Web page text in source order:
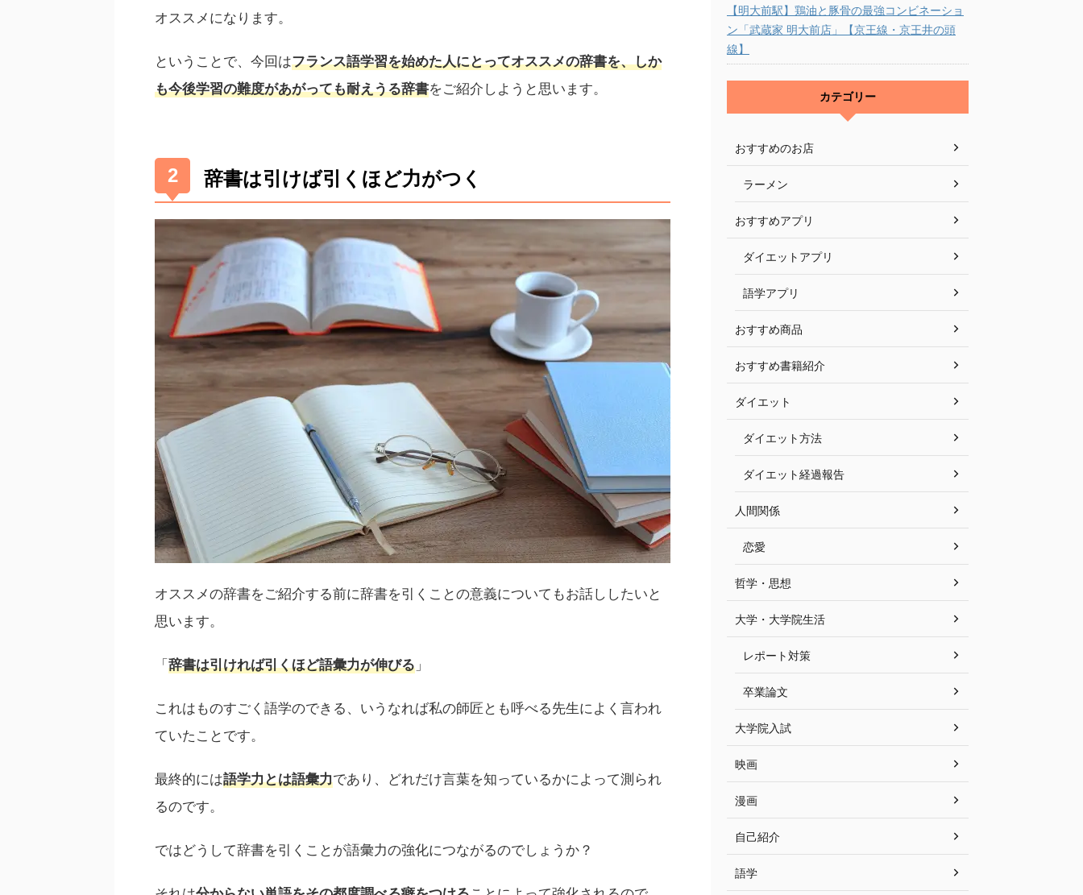
オススメになります。
ということで、今回はフランス語学習を始めた人にとってオススメの辞書を、しか
も今後学習の難度があがっても耐えうる辞書をご紹介しようと思います。
辞書は引けば引くほど力がつく
オススメの辞書をご紹介する前に辞書を引くことの意義についてもお話ししたいと
思います。
「辞書は引ければ引くほど語彙力が伸びる 」
これはものすごく語学のできる、いうなれば私の師匠とも呼べる先生によく言われ
ていたことです。
最終的には語学力とは語彙力であり、どれだけ言葉を知っているかによって測られ
るのです。
ではどうして辞書を引くことが語彙力の強化につながるのでしょうか？
【明大前駅】鶏油と豚骨の最強コンビネーショ
ン「武蔵家 明大前店」【京王線・京王井の頭
線】
カテゴリー
おすすめのお店
ラーメン
おすすめアプリ
ダイエットアプリ
語学アプリ
おすすめ商品
おすすめ書籍紹介
ダイエット
ダイエット方法
ダイエット経過報告
人間関係
恋愛
哲学・思想
大学・大学院生活
レポート対策
卒業論文
大学院入試
映画
漫画
自己紹介
語学